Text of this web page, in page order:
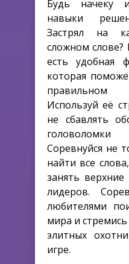
Будь начеку
навыки
Застрял на
сложном слове?
есть удобная
которая
Используй её
не сбавлять
Соревнуйся не
найти все
занять
лидеров.
любителями
мира и
элитных
игре.